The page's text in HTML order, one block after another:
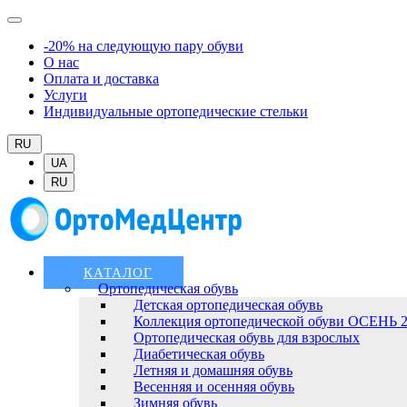
-20% на следующую пару обуви
О нас
Оплата и доставка
Услуги
Индивидуальные ортопедические стельки
RU
UA
RU
КАТАЛОГ
Ортопедическая обувь
Детская ортопедическая обувь
Коллекция ортопедической обуви ОСЕНЬ
Ортопедическая обувь для взрослых
Диабетическая обувь
Летняя и домашняя обувь
Весенняя и осенняя обувь
Зимняя обувь